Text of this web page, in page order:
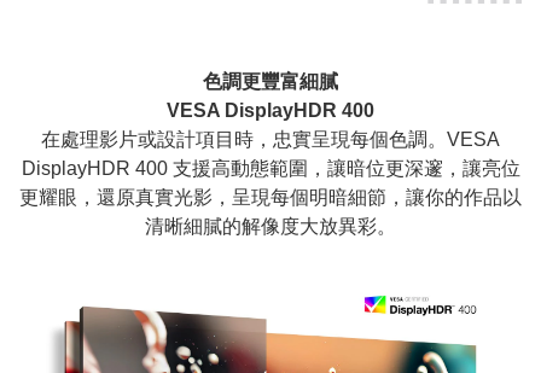
色調更豐富細膩
VESA DisplayHDR 400
在處理影片或設計項目時，忠實呈現每個色調。VESA
DisplayHDR 400 支援高動態範圍，讓暗位更深邃，讓亮位
更耀眼，還原真實光影，呈現每個明暗細節，讓你的作品以
清晰細膩的解像度大放異彩。